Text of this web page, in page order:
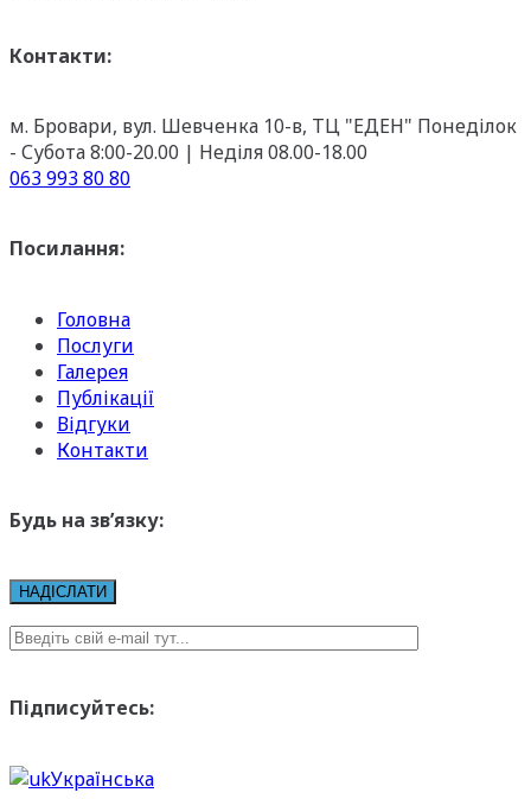
Контакти:
м. Бровари, вул. Шевченка 10-в, ТЦ "ЕДЕН" Понеділок
- Субота 8:00-20.00 | Неділя 08.00-18.00
063 993 80 80
Посилання:
Головна
Послуги
Галерея
Публікації
Відгуки
Контакти
Будь на зв’язку:
Підписуйтесь:
Українська